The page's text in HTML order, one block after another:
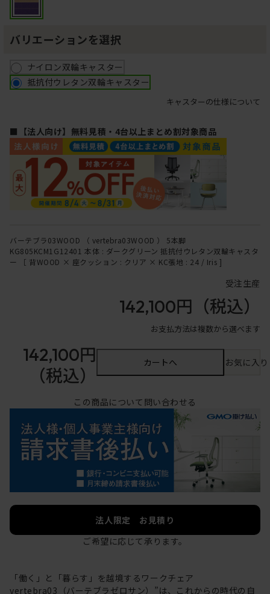
バリエーションを選択
ナイロン双輪キャスター
抵抗付ウレタン双輪キャスター
キャスターの仕様について
■【法人向け】無料見積・4台以上まとめ割対象商品
バーテブラ03WOOD （ vertebra03WOOD ） 5本脚
KG805KCM1G12401 本体 : ダークグリーン 抵抗付ウレタン双輪キャスタ
ー ［ 背WOOD × 座クッション : クリア × KC張地 : 24 / Iris ]
受注生産
142,100円 （税込）
お支払方法は複数から選べます
142,100円
（税込）
カートへ お気に入
この商品について問い合わせる
法人限定 お見積り
ご希望に応じて承ります。
「働く」と「暮らす」を越境するワークチェア
vertebra03（バーテブラゼロサン）”は、これからの時代の自